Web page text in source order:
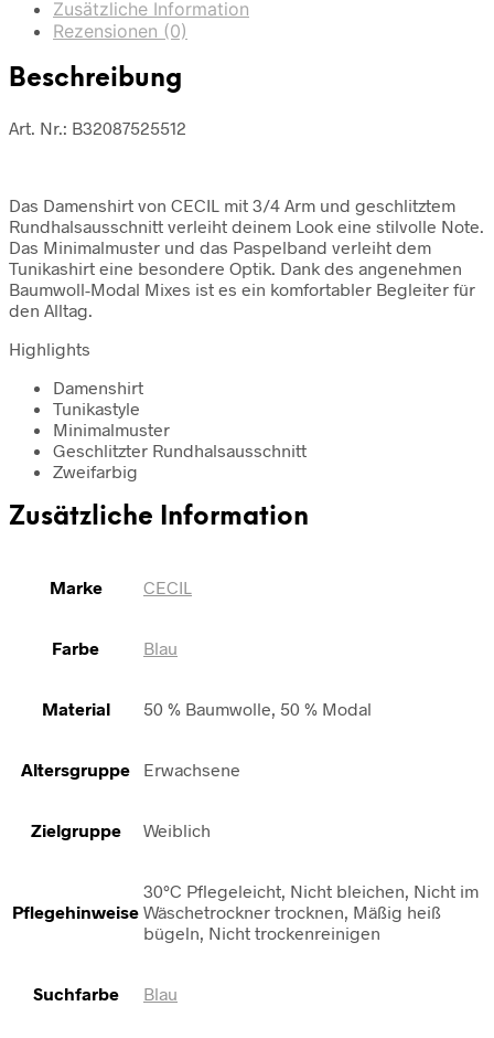
Zusätzliche Information
Rezensionen (0)
Beschreibung
Art. Nr.: B32087525512
Das Damenshirt von CECIL mit 3/4 Arm und geschlitztem
Rundhalsausschnitt verleiht deinem Look eine stilvolle Note.
Das Minimalmuster und das Paspelband verleiht dem
Tunikashirt eine besondere Optik. Dank des angenehmen
Baumwoll-Modal Mixes ist es ein komfortabler Begleiter für
den Alltag.
Highlights
Damenshirt
Tunikastyle
Minimalmuster
Geschlitzter Rundhalsausschnitt
Zweifarbig
Zusätzliche Information
Marke CECIL
Farbe Blau
Material 50 % Baumwolle, 50 % Modal
Altersgruppe Erwachsene
Zielgruppe Weiblich
Pflegehinweise
30°C Pflegeleicht, Nicht bleichen, Nicht im
Wäschetrockner trocknen, Mäßig heiß
bügeln, Nicht trockenreinigen
Suchfarbe Blau